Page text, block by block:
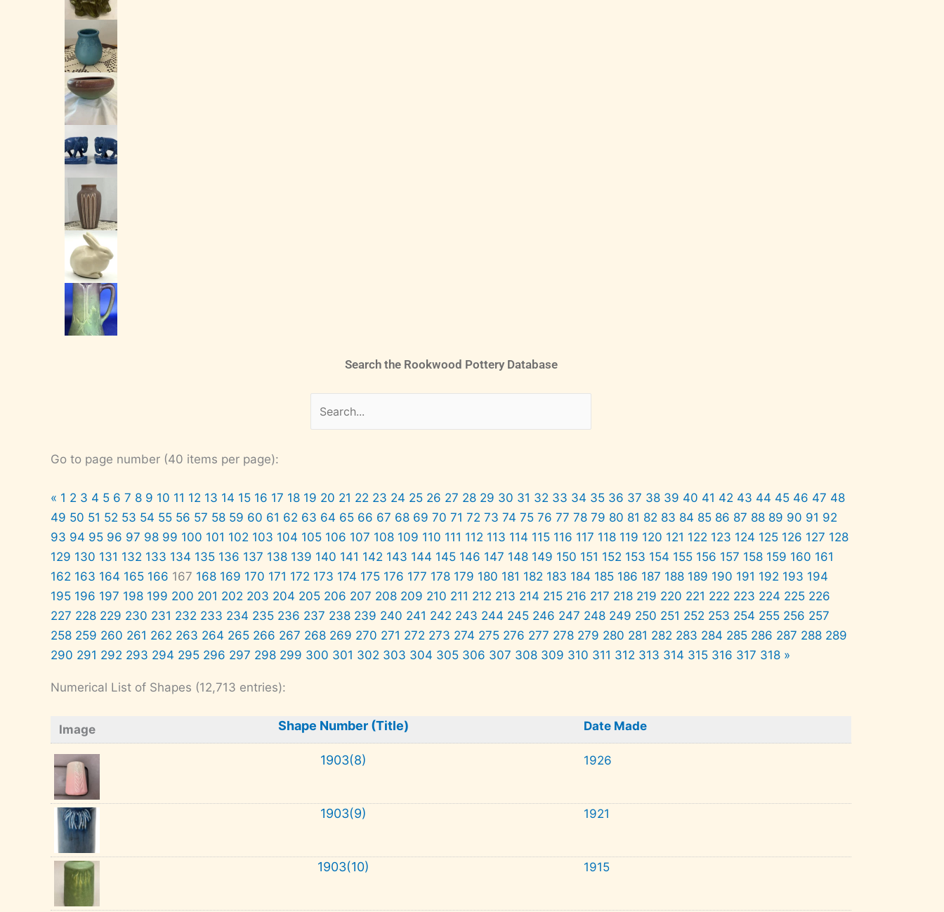
Search the Rookwood Pottery Database
Go to page number (40 items per page):
« 1 2 3 4 5 6 7 8 9 10 11 12 13 14 15 16 17 18 19 20 21 22 23 24 25 26 27 28 29 30 31 32 33 34 35 36 37 38 39 40 41 42 43 44 45 46 47 48
49 50 51 52 53 54 55 56 57 58 59 60 61 62 63 64 65 66 67 68 69 70 71 72 73 74 75 76 77 78 79 80 81 82 83 84 85 86 87 88 89 90 91 92
93 94 95 96 97 98 99 100 101 102 103 104 105 106 107 108 109 110 111 112 113 114 115 116 117 118 119 120 121 122 123 124 125 126 127 128
129 130 131 132 133 134 135 136 137 138 139 140 141 142 143 144 145 146 147 148 149 150 151 152 153 154 155 156 157 158 159 160 161
162 163 164 165 166 167 168 169 170 171 172 173 174 175 176 177 178 179 180 181 182 183 184 185 186 187 188 189 190 191 192 193 194
195 196 197 198 199 200 201 202 203 204 205 206 207 208 209 210 211 212 213 214 215 216 217 218 219 220 221 222 223 224 225 226
227 228 229 230 231 232 233 234 235 236 237 238 239 240 241 242 243 244 245 246 247 248 249 250 251 252 253 254 255 256 257
258 259 260 261 262 263 264 265 266 267 268 269 270 271 272 273 274 275 276 277 278 279 280 281 282 283 284 285 286 287 288 289
290 291 292 293 294 295 296 297 298 299 300 301 302 303 304 305 306 307 308 309 310 311 312 313 314 315 316 317 318 »
Numerical List of Shapes (12,713 entries):
Image Shape Number (Title) Date Made
1903(8) 1926
1903(9) 1921
1903(10) 1915